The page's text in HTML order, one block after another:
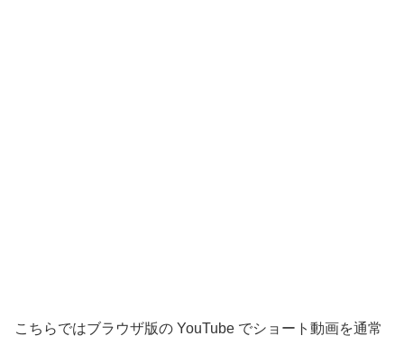
こちらではブラウザ版の YouTube でショート動画を通常